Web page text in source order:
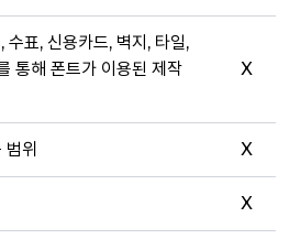
수표, 신용카드, 벽지, 타일,
통해 폰트가 이용된 제작
X
범위 X
X